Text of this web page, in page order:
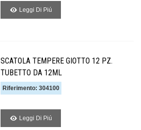
Leggi Di Piú
SCATOLA TEMPERE GIOTTO 12 PZ.
TUBETTO DA 12ML
Riferimento: 304100
Leggi Di Piú